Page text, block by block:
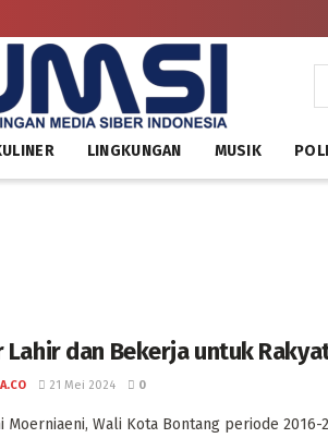
LINGKUNGAN MUSIK
Lahir dan Bekerja untuk
21 Mei 2024 0
Moerniaeni, Wali Kota Bontang periode 2016-